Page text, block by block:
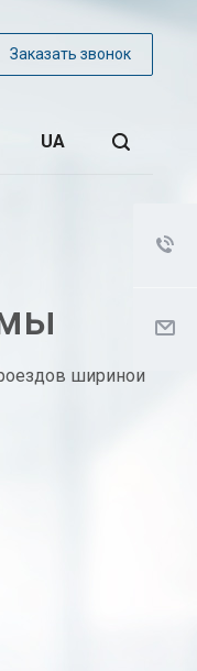
Заказать звонок
UA
шириной